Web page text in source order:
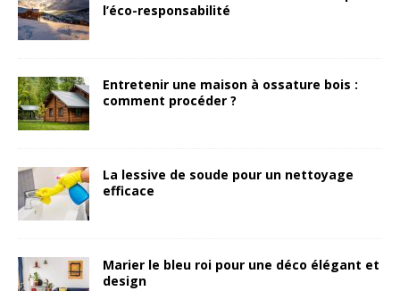
l’éco-responsabilité
Entretenir une maison à ossature bois :
comment procéder ?
La lessive de soude pour un nettoyage
efficace
Marier le bleu roi pour une déco élégant et
design